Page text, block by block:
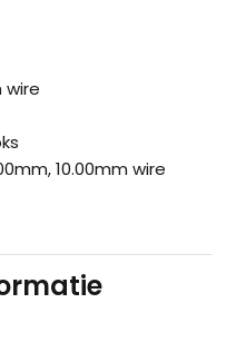
wire
10.00mm wire